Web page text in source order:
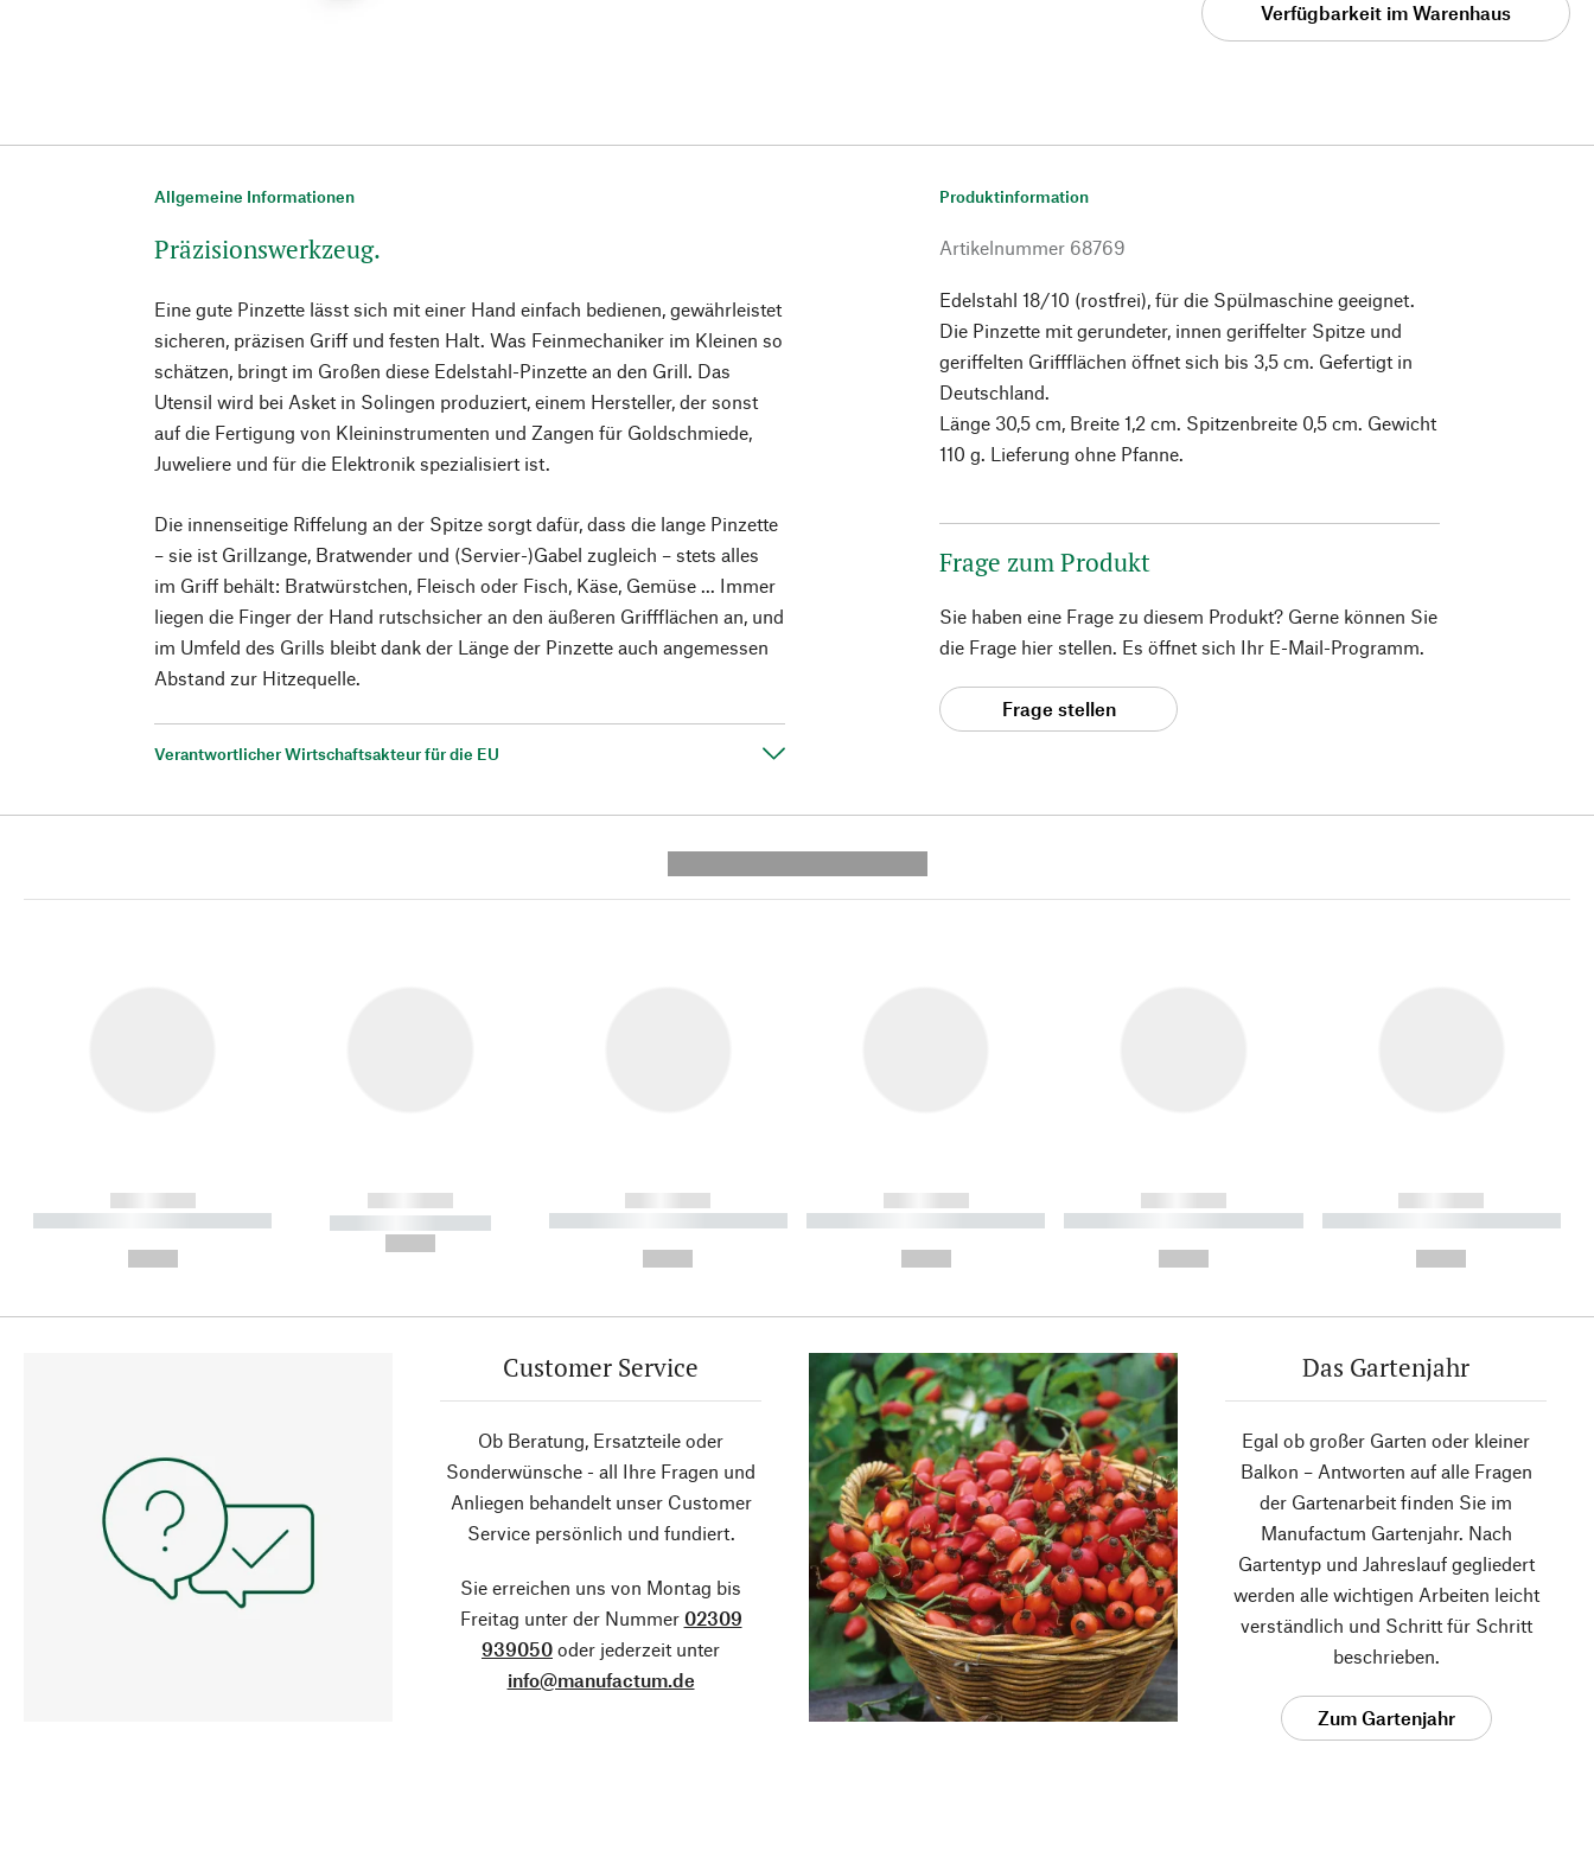
Verfügbarkeit im Warenhaus
Allgemeine Informationen
Präzisionswerkzeug.
Eine gute Pinzette lässt sich mit einer Hand einfach bedienen, gewährleistet
sicheren, präzisen Griff und festen Halt. Was Feinmechaniker im Kleinen so
schätzen, bringt im Großen diese Edelstahl-Pinzette an den Grill. Das
Utensil wird bei Asket in Solingen produziert, einem Hersteller, der sonst
auf die Fertigung von Kleininstrumenten und Zangen für Goldschmiede,
Juweliere und für die Elektronik spezialisiert ist.
Die innenseitige Riffelung an der Spitze sorgt dafür, dass die lange Pinzette
– sie ist Grillzange, Bratwender und (Servier-)Gabel zugleich – stets alles
im Griff behält: Bratwürstchen, Fleisch oder Fisch, Käse, Gemüse ... Immer
liegen die Finger der Hand rutschsicher an den äußeren Griffflächen an, und
im Umfeld des Grills bleibt dank der Länge der Pinzette auch angemessen
Abstand zur Hitzequelle.
Verantwortlicher Wirtschaftsakteur für die EU
Produktinformation
Artikelnummer 68769
Edelstahl 18/10 (rostfrei), für die Spülmaschine geeignet.
Die Pinzette mit gerundeter, innen geriffelter Spitze und
geriffelten Griffflächen öffnet sich bis 3,5 cm. Gefertigt in
Deutschland.
Länge 30,5 cm, Breite 1,2 cm. Spitzenbreite 0,5 cm. Gewicht
110 g. Lieferung ohne Pfanne.
Frage zum Produkt
Sie haben eine Frage zu diesem Produkt? Gerne können Sie
die Frage hier stellen. Es öffnet sich Ihr E-Mail-Programm.
Frage stellen
------------
----------- ----------- ----------
------------
----------- -----------
------------
----------- ----------- ----------
------------
----------- ----------- ----------
------------
----------- ----------- ----------
------------
----------- ----------- ----------
Customer Service
Ob Beratung, Ersatzteile oder
Sonderwünsche - all Ihre Fragen und
Anliegen behandelt unser Customer
Service persönlich und fundiert.
Sie erreichen uns von Montag bis
Freitag unter der Nummer 02309
939050 oder jederzeit unter
info@manufactum.de
Das Gartenjahr
Egal ob großer Garten oder kleiner
Balkon – Antworten auf alle Fragen
der Gartenarbeit finden Sie im
Manufactum Gartenjahr. Nach
Gartentyp und Jahreslauf gegliedert
werden alle wichtigen Arbeiten leicht
verständlich und Schritt für Schritt
beschrieben.
Zum Gartenjahr